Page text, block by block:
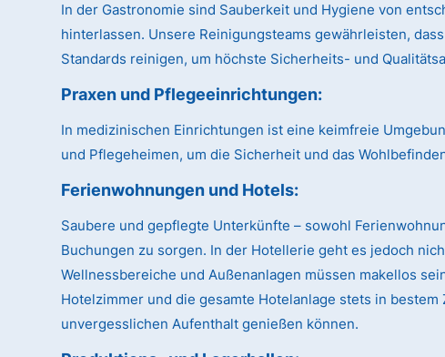
In der Gastronomie sind Sauberkeit und Hygiene von
hinterlassen. Unsere Reinigungsteams gewährleisten,
Standards reinigen, um höchste Sicherheits- und
Praxen und Pflegeeinrichtungen:
In medizinischen Einrichtungen ist eine keimfreie
und Pflegeheimen, um die Sicherheit und das
Ferienwohnungen und Hotels:
Saubere und gepflegte Unterkünfte – sowohl
Buchungen zu sorgen. In der Hotellerie geht es jedoch
Wellnessbereiche und Außenanlagen müssen makellos
Hotelzimmer und die gesamte Hotelanlage stets in
unvergesslichen Aufenthalt genießen können.